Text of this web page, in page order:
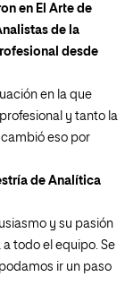
en El Arte de
de la
desde
en la que
y tanto la
eso por
de Analítica
y su pasión
todo el equipo. Se
ir un paso